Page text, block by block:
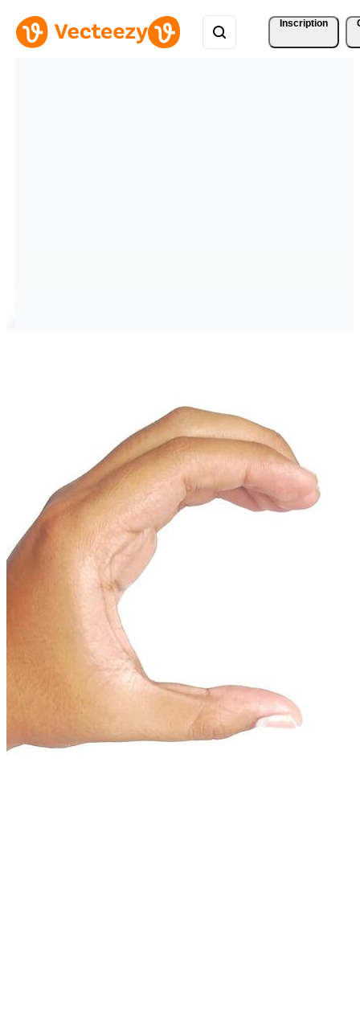
Inscription